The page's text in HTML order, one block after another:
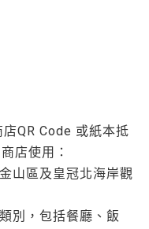
QR Code 或紙本抵
店使用：
山區及皇冠北海岸觀
別，包括餐廳、飯